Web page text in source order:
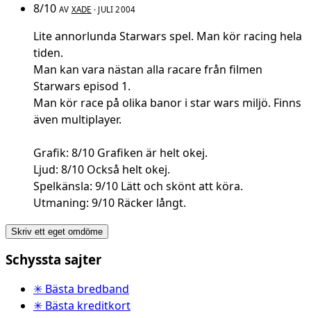
8/10 AV XADE · JULI 2004
Lite annorlunda Starwars spel. Man kör racing hela
tiden.
Man kan vara nästan alla racare från filmen
Starwars episod 1.
Man kör race på olika banor i star wars miljö. Finns
även multiplayer.
Grafik: 8/10 Grafiken är helt okej.
Ljud: 8/10 Också helt okej.
Spelkänsla: 9/10 Lätt och skönt att köra.
Utmaning: 9/10 Räcker långt.
Skriv ett eget omdöme
Schyssta sajter
✳ Bästa bredband
✳ Bästa kreditkort